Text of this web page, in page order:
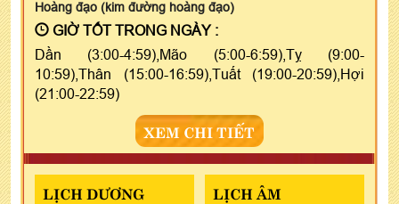
Hoàng đạo (kim đường hoàng đạo)
GIỜ TỐT TRONG NGÀY :
Dần (3:00-4:59),Mão (5:00-6:59),Tỵ (9:00-
10:59),Thân (15:00-16:59),Tuất (19:00-20:59),Hợi
(21:00-22:59)
XEM CHI TIẾT
LỊCH DƯƠNG LỊCH ÂM